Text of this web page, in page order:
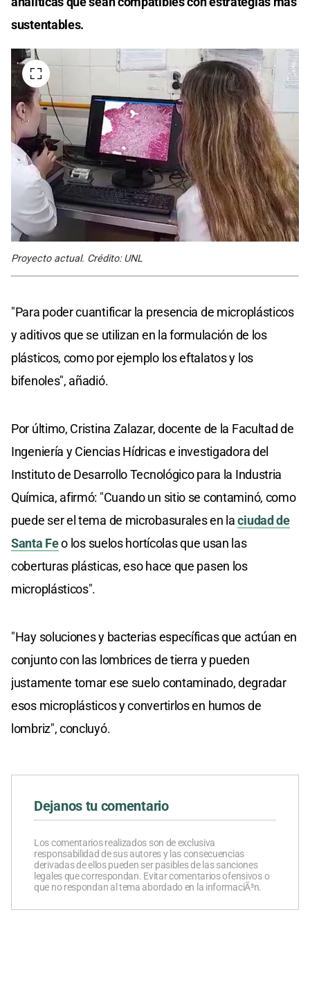
sustentables.
Proyecto actual. Crédito: UNL
"Para poder cuantificar la presencia de microplásticos
y aditivos que se utilizan en la formulación de los
plásticos, como por ejemplo los eftalatos y los
bifenoles", añadió.
Por último, Cristina Zalazar, docente de la Facultad de
Ingeniería y Ciencias Hídricas e investigadora del
Instituto de Desarrollo Tecnológico para la Industria
Química, afirmó: "Cuando un sitio se contaminó, como
puede ser el tema de microbasurales en laciudad de
Santa Feo los suelos hortícolas que usan las
coberturas plásticas, eso hace que pasen los
microplásticos".
"Hay soluciones y bacterias específicas que actúan en
conjunto con las lombrices de tierra y pueden
justamente tomar ese suelo contaminado, degradar
esos microplásticos y convertirlos en humos de
lombriz", concluyó.
Dejanos tu comentario
Los comentarios realizados son de exclusiva
responsabilidad de sus autores y las consecuencias
derivadas de ellos pueden ser pasibles de las sanciones
legales que correspondan. Evitar comentarios ofensivos o
que no respondan al tema abordado en la informaciÃ³n.